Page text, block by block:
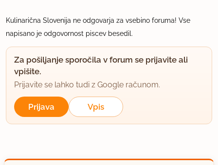
Kulinarična Slovenija ne odgovarja za vsebino foruma! Vse
napisano je odgovornost piscev besedil.
Za pošiljanje sporočila v forum se prijavite ali
vpišite.
Prijavite se lahko tudi z Google računom.
Prijava Vpis